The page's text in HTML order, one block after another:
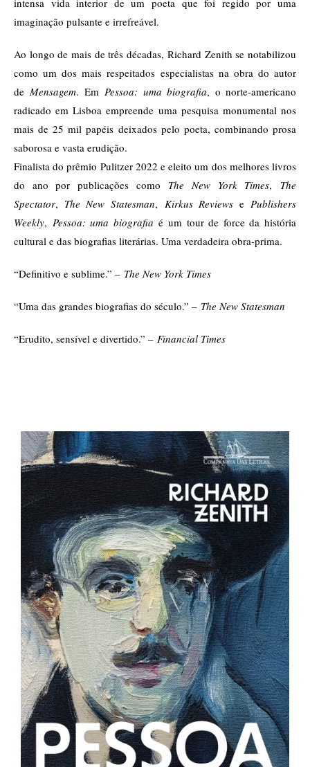
imaginação pulsante e irrefreável.
Ao longo de mais de três décadas, Richard Zenith se notabilizou
como um dos mais respeitados especialistas na obra do autor
de Mensagem. Em Pessoa: uma biografia, o norte-americano
radicado em Lisboa empreende uma pesquisa monumental nos
mais de 25 mil papéis deixados pelo poeta, combinando prosa
saborosa e vasta erudição.
Finalista do prêmio Pulitzer 2022 e eleito um dos melhores livros
do ano por publicações como The New York Times, The
Spectator, The New Statesman, Kirkus Reviewse Publishers
Weekly, Pessoa: uma biografia é um tour de force da história
cultural e das biografias literárias. Uma verdadeira obra-prima.
“Definitivo e sublime.” – The New York Times
“Uma das grandes biografias do século.” – The New Statesman
“Erudito, sensível e divertido.” – Financial Times